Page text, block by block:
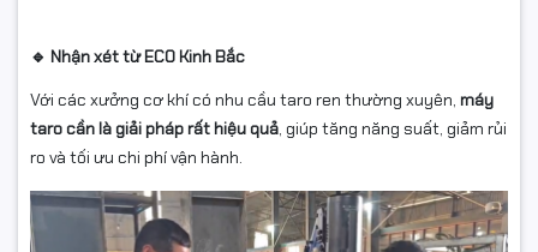
🔹 Nhận xét từ ECO Kinh Bắc
Với các xưởng cơ khí có nhu cầu taro ren thường xuyên, máy
taro cần là giải pháp rất hiệu quả, giúp tăng năng suất, giảm rủi
ro và tối ưu chi phí vận hành.